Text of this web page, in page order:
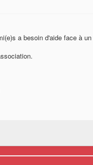
a besoin d'aide face à un